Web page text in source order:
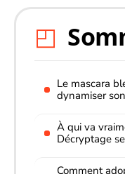
Le mascara
dynamiser
À qui va
Décryptage
Comment